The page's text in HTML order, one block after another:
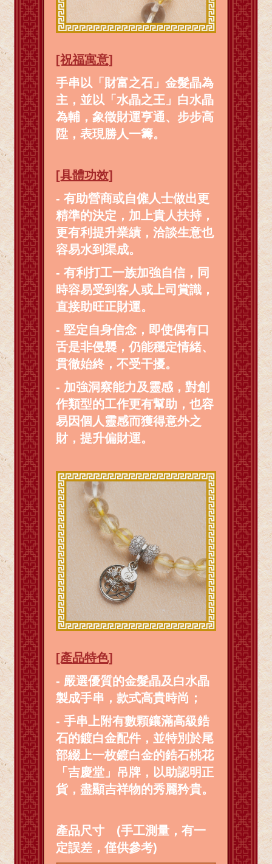
[祝福寓意]
手串以「財富之石」金髮晶為
主，並以「水晶之王」白水晶
為輔，象徵財運亨通、步步高
陞，表現勝人一籌。
[具體功效]
- 有助營商或自僱人士做出更
精準的決定，加上貴人扶持，
更有利提升業績，洽談生意也
容易水到渠成。
- 有利打工一族加強自信，同
時容易受到客人或上司賞識，
直接助旺正財運。
- 堅定自身信念，即使偶有口
舌是非侵襲，仍能穩定情緒、
貫徹始終，不受干擾。
- 加強洞察能力及靈感，對創
作類型的工作更有幫助，也容
易因個人靈感而獲得意外之
財，提升偏財運。
[產品特色]
- 嚴選優質的金髮晶及白水晶
製成手串，款式高貴時尚；
- 手串上附有數顆鑲滿高級鋯
石的鍍白金配件，並特別於尾
部綴上一枚鍍白金的鋯石桃花
「吉慶堂」吊牌，以助認明正
貨，盡顯吉祥物的秀麗矜貴。
產品尺寸 (手工測量，有一
定誤差，僅供參考)